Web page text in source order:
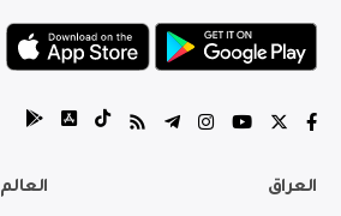
العراق العالم